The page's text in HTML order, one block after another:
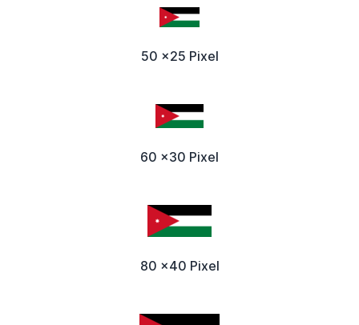
50 x25 Pixel
60 x30 Pixel
80 x40 Pixel